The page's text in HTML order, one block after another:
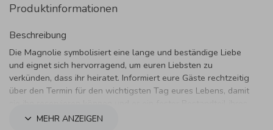
Produktinformationen
Beschreibung
Die Magnolie symbolisiert eine lange und beständige Liebe
und eignet sich hervorragend, um euren Liebsten zu
verkünden, dass ihr heiratet. Informiert eure Gäste rechtzeitig
über den Termin für den wichtigsten Tag eures Lebens, damit
Terminplaners wird.
MEHR ANZEIGEN